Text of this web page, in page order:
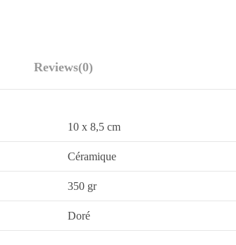
Reviews(0)
10 x 8,5 cm
Céramique
350 gr
Doré